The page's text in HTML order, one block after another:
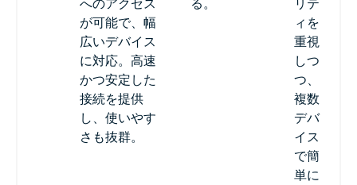
へのアクセス
が可能で、幅
広いデバイス
に対応。高速
かつ安定した
接続を提供
し、使いやす
さも抜群。
る。
リテ
ィを
重視
しつ
つ、
複数
デバ
イス
で簡
単に